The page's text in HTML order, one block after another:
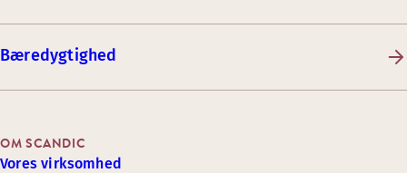
Bæredygtighed
OM SCANDIC
Vores virksomhed